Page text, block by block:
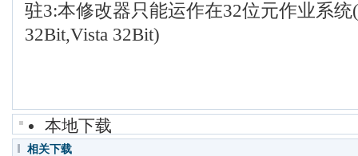
驻3:本修改器只能运作在32位元作业系统
32Bit,Vista 32Bit)
本地下载
相关下载